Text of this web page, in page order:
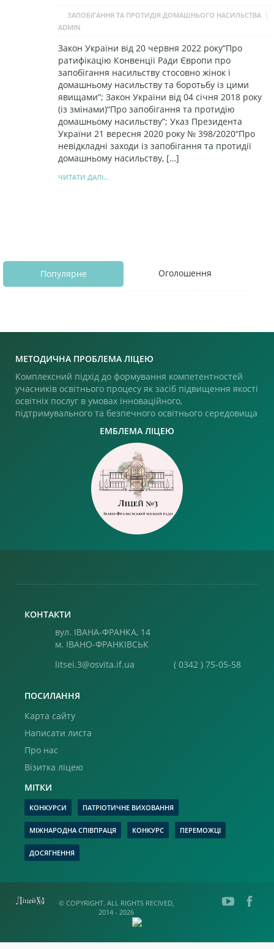
ЗАПОБІГАННЯ ТА ПРОТИДІЯ ДОМАШНЬОГО НАСИЛЬСТВА
ADMIN
Закон України від 20 червня 2022 року“Про
ратифікацію Конвенції Ради Європи про
запобігання насильству стосовно жінок i
домашньому насильству та боротьбу із цими
явищами”; Закон України від 04 січня 2018 року
(із змінами)“Про запобігання та протидію
домашньому насильству”; Указ Президента
України 21 вересня 2020 року № 398/2020“Про
невідкладні заходи із запобігання та протидії
домашньому насильству, […]
ЧИТАТИ ДАЛІ...
Популярне Оголошення
МЕТОДИЧНА ПРОБЛЕМА ЛІЦЕЮ
Комплексний підхід до формування компетентностей
учасників освітнього процесу як засіб підвищення якості
освітніх послуг в умовах інноваційного,
підтримувального та безпечного освітнього середовища
ЕМБЛЕМА ЛІЦЕЮ
КОНТАКТИ
вул. ІВАНА-ФРАНКА, 14
м. ІВАНО-ФРАНКІВСЬК
litsei.3@osvita.if.ua
( 0342 ) 75-05-58
ПОСИЛАННЯ
Карта сайту
Написати листа
Про нас
Візитка ліцею
МІТКИ
КОНКУРСИ ПАТРІОТИЧНЕ ВИХОВАННЯ
МІЖНАРОДНА СПІВПРАЦЯ КОНКУРС ПЕРЕМОЖЦІ
ДОСЯГНЕННЯ
© COPYRIGHT. ALL RIGHTS RECIVED,
2014 - 2026